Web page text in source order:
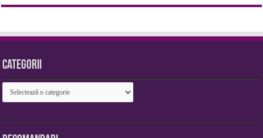
Categorii
Categorii